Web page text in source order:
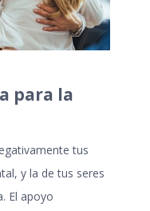
para la
tus
y la de tus seres
El apoyo